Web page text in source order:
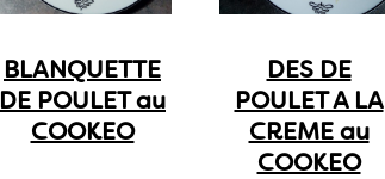
BLANQUETTE
DE POULET au
COOKEO
DES DE
POULET A LA
CREME au
COOKEO